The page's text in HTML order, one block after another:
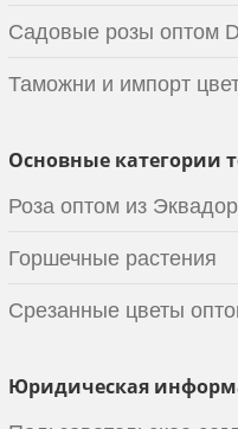
Садовые розы оптом
Таможни и импорт
Основные категории
Роза оптом из
Горшечные растения
Срезанные цветы
Юридическая